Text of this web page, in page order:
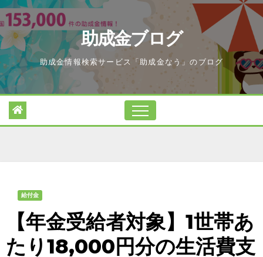
Skip
to
content
助成金ブログ
助成金情報検索サービス「助成金なう」のブログ
給付金
【年金受給者対象】1世帯あ
たり18,000円分の生活費支